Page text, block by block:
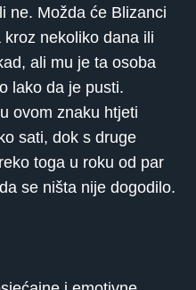
ne. Možda će Blizanci
nekoliko dana ili
ali mu je ta osoba
lako da je pusti.
ovom znaku htjeti
sati, dok s druge
toga u roku od par
se ništa nije dogodilo.